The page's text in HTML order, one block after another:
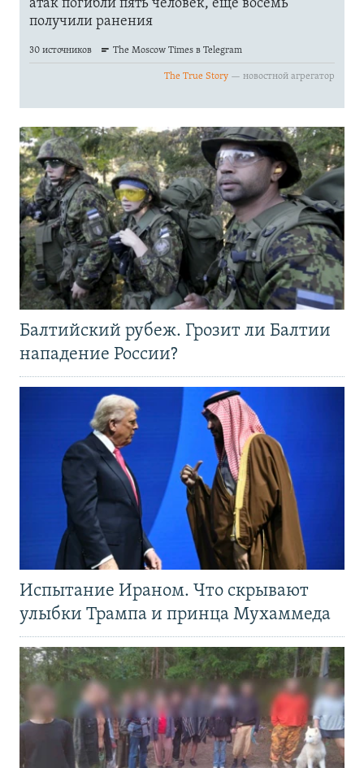
Балтийский рубеж. Грозит ли Балтии
нападение России?
Испытание Ираном. Что скрывают
улыбки Трампа и принца Мухаммеда